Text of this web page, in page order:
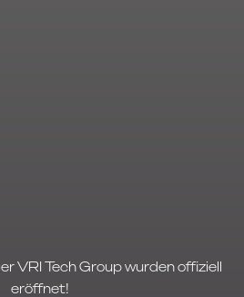
VRI Tech Group wurden offiziell
eröffnet!